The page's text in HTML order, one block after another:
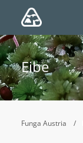
Eibe
Funga Austria